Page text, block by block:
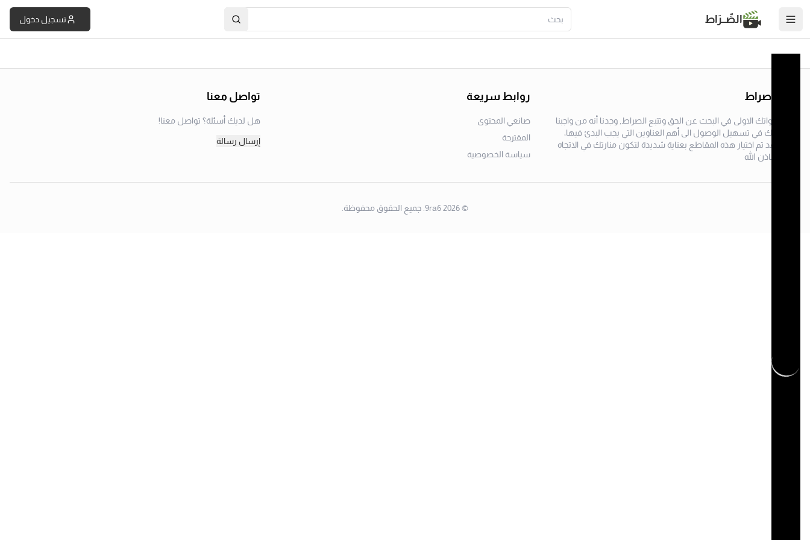
الصِّــرَاط تسجيل دخول
منصة صراط
لتبدأ خطواتك الاولى في البحث عن الحق وتتبع الصراط, وجدنا أنه من واجبنا
مساعدتك في تسهيل الوصول الى أهم العناوين التي يجب البدئ فيها،
وعليه فقد تم اختيار هذه المقاطع بعناية شديدة لتكون منارتك في الاتجاه
الصحيح باذن الله
روابط سريعة
صانعي المحتوى
المقترحة
سياسة الخصوصية
تواصل معنا
هل لديك أسئلة؟ تواصل معنا!
إرسال رسالة
©
2026